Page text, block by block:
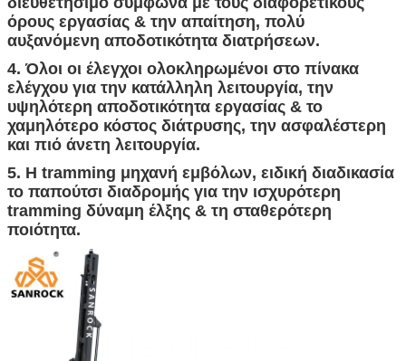
όρους εργασίας & την απαίτηση, πολύ
αυξανόμενη αποδοτικότητα διατρήσεων.
4. Όλοι οι έλεγχοι ολοκληρωμένοι στο πίνακα
ελέγχου για την κατάλληλη λειτουργία, την
υψηλότερη αποδοτικότητα εργασίας & το
χαμηλότερο κόστος διάτρυσης, την ασφαλέστερη
και πιό άνετη λειτουργία.
5. Η tramming μηχανή εμβόλων, ειδική διαδικασία
το παπούτσι διαδρομής για την ισχυρότερη
tramming δύναμη έλξης & τη σταθερότερη
ποιότητα.